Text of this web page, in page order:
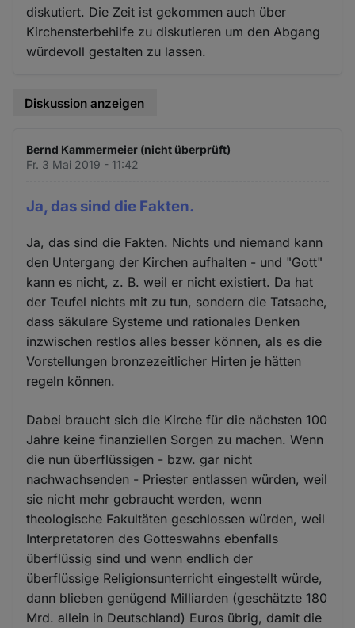
diskutiert. Die Zeit ist gekommen auch über
Kirchensterbehilfe zu diskutieren um den Abgang
würdevoll gestalten zu lassen.
Diskussion anzeigen
Bernd Kammermeier (nicht überprüft)
Fr. 3 Mai 2019 - 11:42
Ja, das sind die Fakten.
Ja, das sind die Fakten. Nichts und niemand kann
den Untergang der Kirchen aufhalten - und "Gott"
kann es nicht, z. B. weil er nicht existiert. Da hat
der Teufel nichts mit zu tun, sondern die Tatsache,
dass säkulare Systeme und rationales Denken
inzwischen restlos alles besser können, als es die
Vorstellungen bronzezeitlicher Hirten je hätten
regeln können.
Dabei braucht sich die Kirche für die nächsten 100
Jahre keine finanziellen Sorgen zu machen. Wenn
die nun überflüssigen - bzw. gar nicht
nachwachsenden - Priester entlassen würden, weil
sie nicht mehr gebraucht werden, wenn
theologische Fakultäten geschlossen würden, weil
Interpretatoren des Gotteswahns ebenfalls
überflüssig sind und wenn endlich der
überflüssige Religionsunterricht eingestellt würde,
dann blieben genügend Milliarden (geschätzte 180
Mrd. allein in Deutschland) Euros übrig, damit die